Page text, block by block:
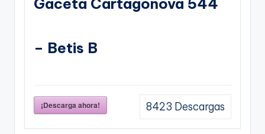
– Betis B
¡Descarga ahora! 8423 Descargas